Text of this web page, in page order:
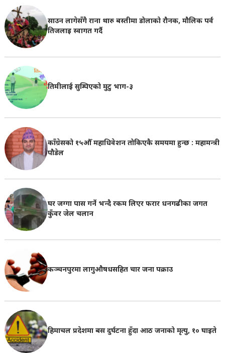
साउन लागेसँगै राना थारु बस्तीमा डोलाको रौनक, मौलिक पर्व
तिजलाइ स्वागत गर्दै
तिमीलाई सुम्पिएको मुटु भाग-३
काँग्रेसको १५औँ महाधिवेशन तोकिएकै समयमा हुन्छ : महामन्त्री
पौडेल
घर जग्गा पास गर्ने भन्दै रकम लिएर फरार धनगढीका जगत
कुँवर जेल चलान
कञ्चनपुरमा लागुऔषधसहित चार जना पक्राउ
हिमाचल प्रदेशमा बस दुर्घटना हुँदा आठ जनाको मृत्यु, १० घाइते